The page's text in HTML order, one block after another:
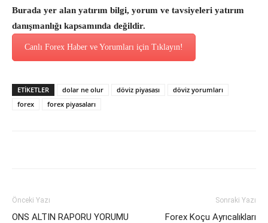
Burada yer alan yatırım bilgi, yorum ve tavsiyeleri yatırım
danışmanlığı kapsamında değildir.
Canlı Forex Haber ve Yorumları için Tıklayın!
ETİKETLER dolar ne olur döviz piyasası
döviz yorumları
forex
forex piyasaları
Önceki Yazı
ONS ALTIN RAPORU YORUMU
Sonraki Yazı
Forex Koçu Ayrıcalıkları